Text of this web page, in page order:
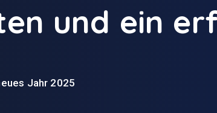
und ein
Jahr 2025